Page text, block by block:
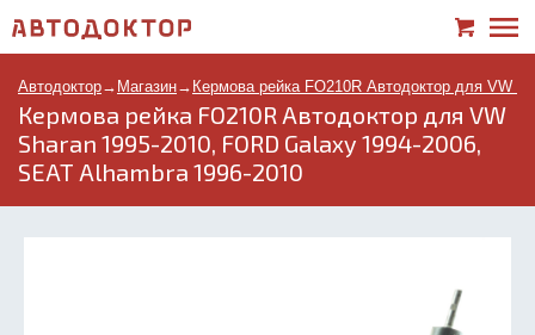
Автодоктор→ Магазин→ Кермова рейка FO210R Автодоктор для VW
Кермова рейка FO210R Автодоктор для VW
Sharan 1995-2010, FORD Galaxy 1994-2006,
SEAT Alhambra 1996-2010